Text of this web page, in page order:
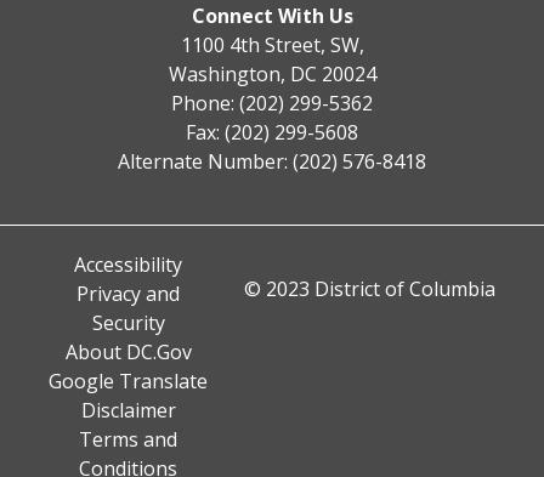
Connect With Us
1100 4th Street, SW,
Washington, DC 20024
Phone: (202) 299-5362
Fax: (202) 299-5608
Alternate Number: (202) 576-8418
Accessibility
Privacy and
Security
About DC.Gov
Google Translate
Disclaimer
Terms and
Conditions
© 2023 District of Columbia